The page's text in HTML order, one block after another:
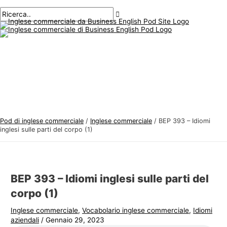
al
contenuto
principale
Pod di inglese commerciale / Inglese commerciale / BEP 393 – Idiomi
inglesi sulle parti del corpo (1)
BEP 393 – Idiomi inglesi sulle parti del
corpo (1)
Inglese commerciale,Vocabolario inglese commerciale, Idiomi
aziendali /Gennaio 29, 2023
navigazione
qui..
mail*
A
r
g
d
g
l
e
s
C
e
r